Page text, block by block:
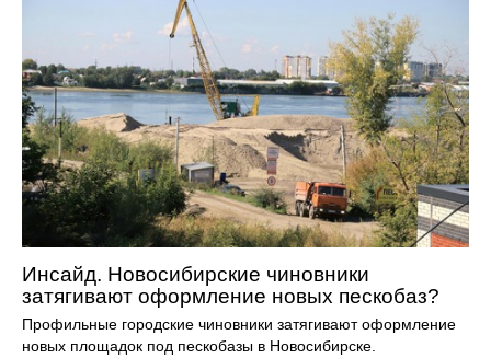
Инсайд. Новосибирские чиновники
затягивают оформление новых пескобаз?
Профильные городские чиновники затягивают оформление
новых площадок под пескобазы в Новосибирске.